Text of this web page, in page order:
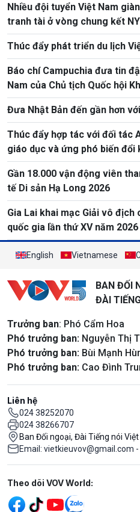
Nhiều đội tuyển Việt Nam
tranh tài ở vòng chung kết
Thúc đẩy phát triển du lịch
Báo chí Campuchia đưa tin
Nam của Chủ tịch Quốc hội
Đưa Nhật Bản đến gần hơn
Thúc đẩy hợp tác với đối tác
giáo dục và ứng phó biến đổi
Gần 18.000 vận động viên
tế Di sản Hạ Long 2026
Gia Lai khai mạc Giải vô địch
quốc gia lần thứ XV năm 2026
English Vietnamese
BAN ĐỐI
ĐÀI
Trưởng ban: Phó Cẩm Hoa
Phó trưởng ban: Nguyễn Thị
Phó trưởng ban: Bùi Mạnh
Phó trưởng ban: Cao Đình
Liên hệ
024 38252070
024 38266707
Ban Đối ngoại, Đài Tiếng nói
Email: vietkieuvov@gmail.com
Mạng xã hội
Theo dõi VOV World: